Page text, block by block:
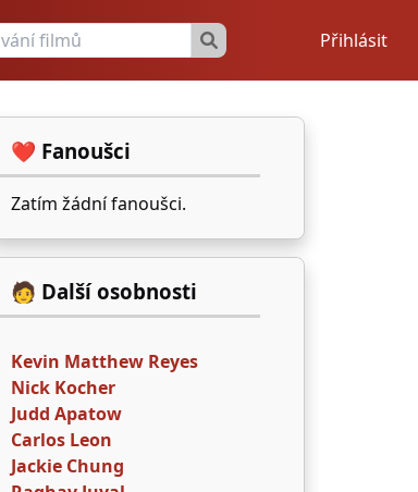
Přihlásit
❤️ Fanoušci
Zatím žádní fanoušci.
🧑 Další osobnosti
Kevin Matthew Reyes
Nick Kocher
Judd Apatow
Carlos Leon
Jackie Chung